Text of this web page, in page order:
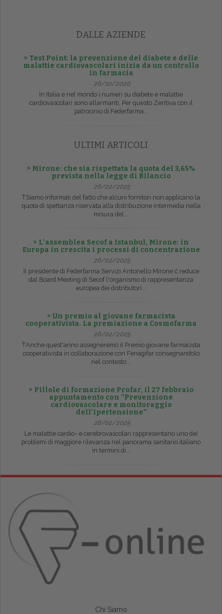
DALLE AZIENDE
> Test Point: la prevenzione del diabete e delle
malattie cardiovascolari inizia da un controllo
in farmacia
26/10/2020
In Italia e nel mondo i numeri su diabete e malattie
cardiovascolari sono allarmanti. Per questo Zentiva con il
patrocinio di Federfarma...
ULTIMI ARTICOLI
> Mirone: che sia rispettata la quota del 3,65%
prevista nella legge di Bilancio
26/02/2025
ŤSiamo informati del fatto che alcuni fornitori non applicano la
quota di spettanza riservata alla distribuzione intermedia nella
misura del...
> L’assemblea Secof a Istanbul, Mirone: in
Europa in crescita i processi di concentrazione
26/02/2025
Il presidente di Federfarma Servizi Antonello Mirone č reduce
dal Board Meeting di Secof l'organismo di rappresentanza
europea dei distributori...
> Un premio al giovane farmacista
cooperativista. La premiazione a Cosmofarma
26/02/2025
ŤAnche quest'anno assegneremo il Premio giovane farmacista
cooperativista in collaborazione con Fenagifar consegnandolo
nel contesto...
> Pillole di formazione Profar, il 27 febbraio
appuntamento con “Prevenzione
cardiovascolare e monitoraggio
dell’ipertensione”
26/02/2025
Le malattie cardio- e cerebrovascolari rappresentano uno dei
problemi di maggiore rilevanza nel panorama sanitario italiano
in termini di...
Chi Siamo